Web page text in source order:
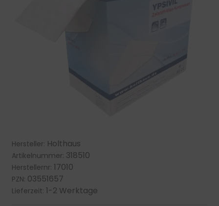
Hersteller: Holthaus
Artikelnummer: 318510
Herstellernr: 17010
PZN: 03551657
Lieferzeit: 1-2 Werktage